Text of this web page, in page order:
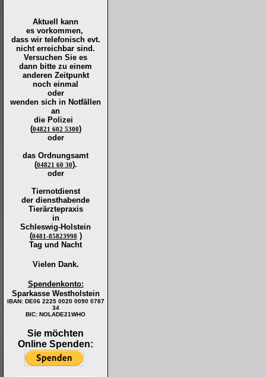
Aktuell kann
es vorkommen,
dass wir telefonisch evt.
nicht erreichbar sind.
Versuchen Sie es
dann bitte zu einem
anderen Zeitpunkt
noch einmal
oder
wenden sich in Notfällen
an
die Polizei
(04821 602 5300)
oder
das Ordnungsamt
(04821 60 30).
oder
Tiernotdienst
der diensthabende
Tierärztepraxis
in
Schleswig-Holstein
(0481-85823998 )
Tag und Nacht
Vielen Dank.
Spendenkonto:
Sparkasse Westholstein
IBAN: DE06 2225 0020 0090 0787
34
BIC: NOLADE21WHO
Sie möchten
Online Spenden: